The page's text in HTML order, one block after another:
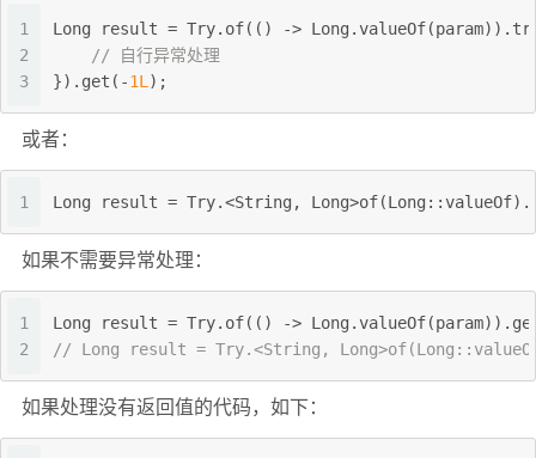
1
2
3
Long result = Try.of(() ->
// 自行异常处理
}).get(-1L );
或者：
1 Long result = Try.<String,
如果不需要异常处理：
1
2
Long result = Try.of(() ->
// Long result = Try.<String,
如果处理没有返回值的代码，如下：